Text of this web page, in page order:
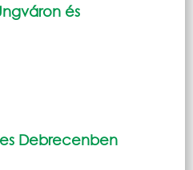
és
Debrecenben